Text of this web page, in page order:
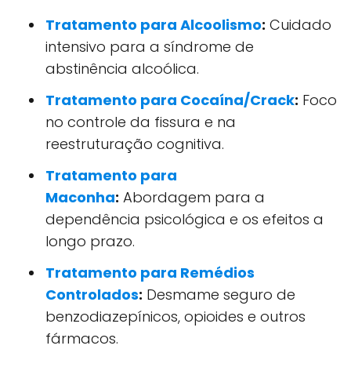
Tratamento para Alcoolismo: Cuidado
intensivo para a síndrome de
abstinência alcoólica.
Tratamento para Cocaína/Crack: Foco
no controle da fissura e na
reestruturação cognitiva.
Tratamento para
Maconha: Abordagem para a
dependência psicológica e os efeitos a
longo prazo.
Tratamento para Remédios
Controlados: Desmame seguro de
benzodiazepínicos, opioides e outros
fármacos.